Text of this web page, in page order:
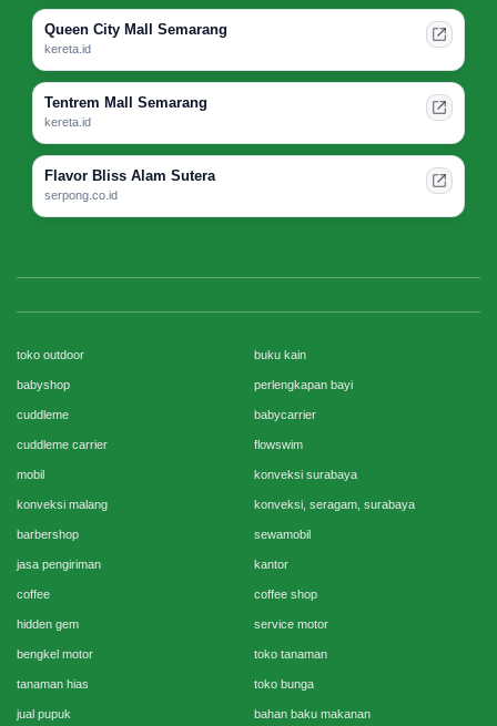
Queen City Mall Semarang
kereta.id
Tentrem Mall Semarang
kereta.id
Flavor Bliss Alam Sutera
serpong.co.id
toko outdoor buku kain
babyshop perlengkapan bayi
cuddleme babycarrier
cuddleme carrier flowswim
mobil konveksi surabaya
konveksi malang konveksi, seragam, surabaya
barbershop sewamobil
jasa pengiriman kantor
coffee coffee shop
hidden gem service motor
bengkel motor toko tanaman
tanaman hias toko bunga
jual pupuk bahan baku makanan